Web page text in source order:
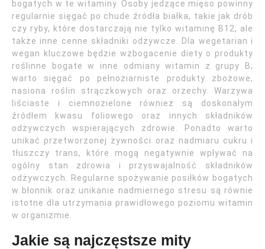
bogatych w te witaminy. Osoby jedzące mięso powinny
regularnie sięgać po chude źródła białka, takie jak drób
czy ryby, które dostarczają nie tylko witaminę B12, ale
także inne cenne składniki odżywcze. Dla wegetarian i
wegan kluczowe będzie wzbogacenie diety o produkty
roślinne bogate w inne odmiany witamin z grupy B;
warto sięgać po pełnoziarniste produkty zbożowe,
nasiona roślin strączkowych oraz orzechy. Warzywa
liściaste i ciemnozielone również są doskonałym
źródłem kwasu foliowego oraz innych składników
odżywczych wspierających zdrowie. Ponadto warto
unikać przetworzonej żywności oraz nadmiaru cukru i
tłuszczy trans, które mogą negatywnie wpływać na
ogólny stan zdrowia i przyswajalność składników
odżywczych. Regularne spożywanie posiłków bogatych
w błonnik oraz unikanie nadmiernego stresu są równie
istotne dla utrzymania prawidłowego poziomu witamin
w organizmie.
Jakie są najczęstsze mity